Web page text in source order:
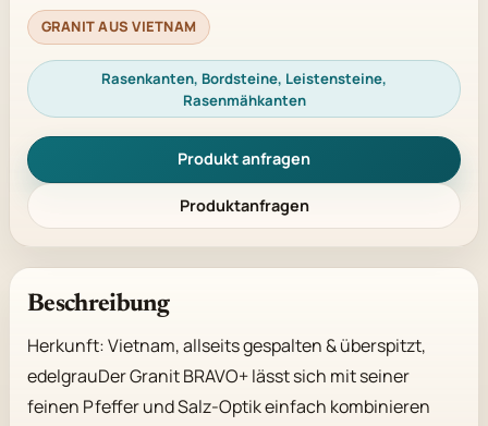
GRANIT AUS VIETNAM
Rasenkanten, Bordsteine, Leistensteine,
Rasenmähkanten
Produkt anfragen
Produktanfragen
Beschreibung
Herkunft: Vietnam, allseits gespalten & überspitzt,
edelgrauDer Granit BRAVO+ lässt sich mit seiner
feinen Pfeffer und Salz-Optik einfach kombinieren